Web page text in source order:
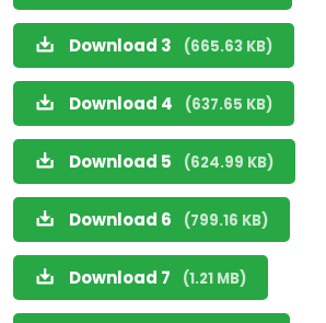
Download 3 (665.63 KB)
Download 4 (637.65 KB)
Download 5 (624.99 KB)
Download 6 (799.16 KB)
Download 7 (1.21 MB)